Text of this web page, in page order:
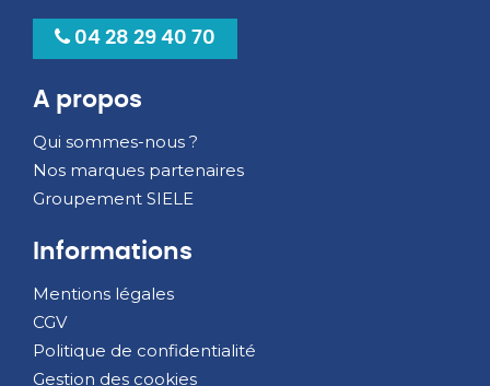
04 28 29 40 70
A propos
Qui sommes-nous ?
Nos marques partenaires
Groupement SIELE
Informations
Mentions légales
CGV
Politique de confidentialité
Gestion des cookies